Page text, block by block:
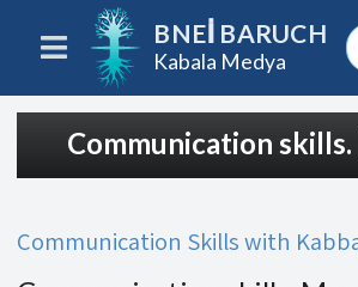
BNEI BARUCH
Kabala Medya
Communication
Communication Skills with